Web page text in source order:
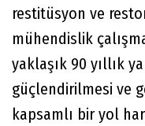
restitüsyon ve
mühendislik
yaklaşık 90 yıllık
güçlendirilmesi ve
kapsamlı bir yol